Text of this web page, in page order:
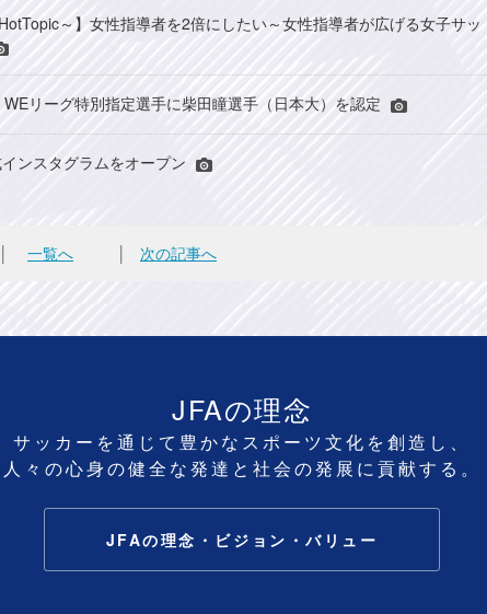
～】女性指導者を2倍にしたい～女性指導者が広げる女子サッ
リーグ特別指定選手に柴田瞳選手（日本大）を認定
ンスタグラムをオープン
一覧へ 次の記事へ
JFAの理念
サッカーを通じて豊かなスポーツ文化を創造し、
人々の心身の健全な発達と社会の発展に貢献する。
JFAの理念・ビジョン・バリュー